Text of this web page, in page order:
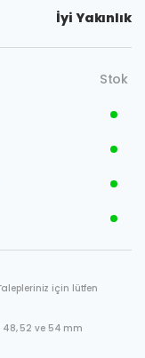
İyi Yakınlık
Stok
için lütfen
48, 52 ve 54 mm